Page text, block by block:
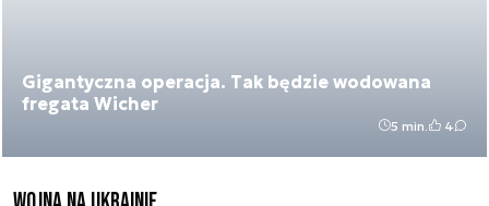
Gigantyczna operacja. Tak będzie wodowana
fregata Wicher
5 min. 4